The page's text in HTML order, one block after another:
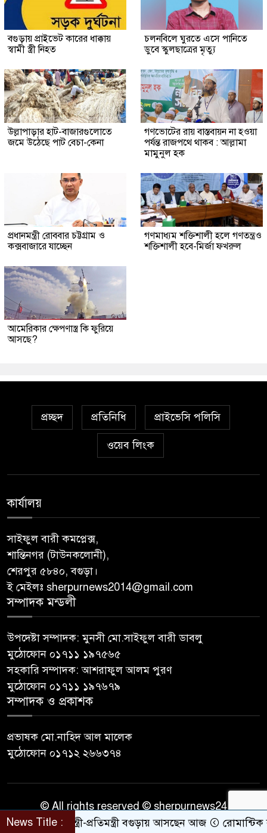
বগুড়ায় প্রাইভেট কারের ধাক্কায়
স্বামী স্ত্রী নিহত
চলনবিলে ঘুরতে এসে পানিতে
ডুবে স্কুলছাত্রের মৃত্যু
উল্লাপাড়ার হাট-বাজারগুলোতে
জমে উঠেছে পাট বেচা-কেনা
গণভোটের রায় বাস্তবায়ন না হওয়া
পর্যন্ত রাজপথে থাকব : আল্লামা
মামুনুল হক
প্রধানমন্ত্রী রোববার চট্টগ্রাম ও
কক্সবাজারে যাচ্ছেন
গণমাধ্যম শক্তিশালী হলে গণতন্ত্রও
শক্তিশালী হবে-মির্জা ফখরুল
আমেরিকার ক্ষেপণাস্ত্র কি ফুরিয়ে
আসছে?
প্রচ্ছদ প্রতিনিধি প্রাইভেসি পলিসি
ওয়েব লিংক
কার্যালয়
সাইফুল বারী কমপ্লেক্স,
শান্তিনগর (টাউনকলোনী),
শেরপুর ৫৮৪০, বগুড়া।
ই মেইলঃ sherpurnews2014@gmail.com
সম্পাদক মন্ডলী
উপদেষ্টা সম্পাদক: মুনসী মো.সাইফুল বারী ডাবলু
মুঠোফোন ০১৭১১ ১৯৭৫৬৫
সহকারি সম্পাদক: আশরাফুল আলম পুরণ
মুঠোফোন ০১৭১১ ১৯৭৬৭৯
সম্পাদক ও প্রকাশক
প্রভাষক মো.নাহিদ আল মালেক
মুঠোফোন ০১৭১২ ২৬৬৩৭৪
© All rights reserved © sherpurnews24
Developer Contact
News Title :
তিন মন্ত্রী-প্রতিমন্ত্রী বগুড়ায় আসছেন আজ রোমান্টিক বার্তা